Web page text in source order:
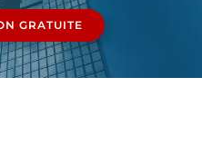
GRATUITE